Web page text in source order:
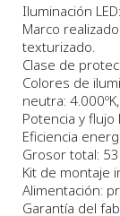
Iluminación
Marco
texturizado.
Clase de
Colores de
neutra:
Potencia y
Eficiencia
Grosor total: 53
Kit de montaje
Alimentación:
Garantía del